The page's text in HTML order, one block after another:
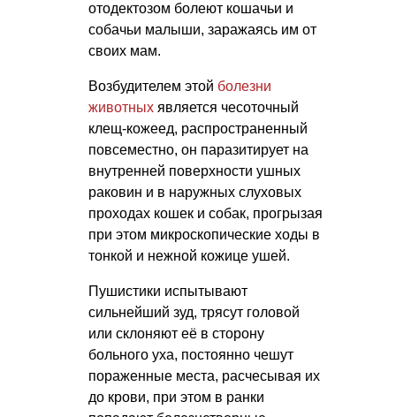
отодектозом болеют кошачьи и
собачьи малыши, заражаясь им от
своих мам.
Возбудителем этой болезни
животных является чесоточный
клещ-кожеед, распространенный
повсеместно, он паразитирует на
внутренней поверхности ушных
раковин и в наружных слуховых
проходах кошек и собак, прогрызая
при этом микроскопические ходы в
тонкой и нежной кожице ушей.
Пушистики испытывают
сильнейший зуд, трясут головой
или склоняют её в сторону
больного уха, постоянно чешут
пораженные места, расчесывая их
до крови, при этом в ранки